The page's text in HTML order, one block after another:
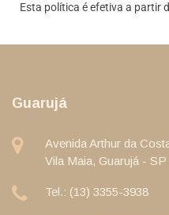
Esta política é efetiva a partir
Guarujá
Avenida Arthur da
Vila Maia, Guarujá - SP
Tel.: (13) 3355-3938